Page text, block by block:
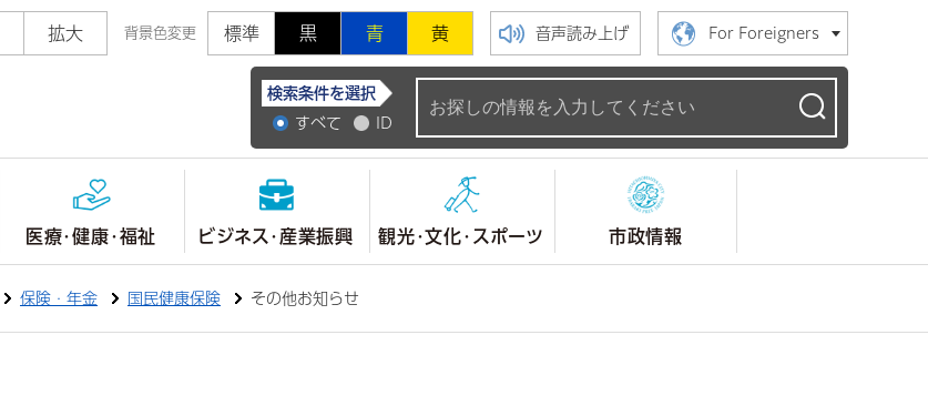
拡大 背景色変更 標準 黒 青 黄 音声読み上げ For Foreigners
常陸大宮市公式ホームページ
検索条件を選択
すべて
ID
医療・健康・福祉 ビジネス・産業振興 観光・文化・スポーツ 市政情報
保険・年金 国民健康保険 その他お知らせ